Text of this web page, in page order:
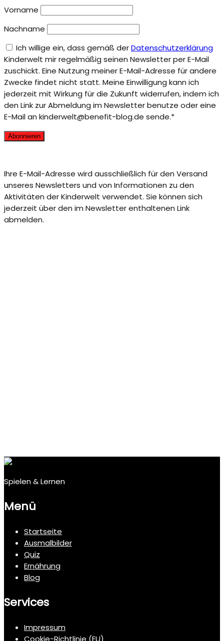
Vorname
Nachname
Ich willige ein, dass gemäß derDatenschutzerklärung
Kinderwelt mir regelmäßig seinen Newsletter per E-Mail
zuschickt. Eine Nutzung meiner E-Mail-Adresse für andere
Zwecke findet nicht statt. Meine Einwilligung kann ich
jederzeit mit Wirkung für die Zukunft widerrufen, indem ich
den Link zur Abmeldung im Newsletter benutze oder eine
E-Mail an kinderwelt@benefit-blog.de sende.*
Ihre E-Mail-Adresse wird ausschließlich für den Versand
unseres Newsletters und von Informationen zu den
Aktivitäten der Kinderwelt verwendet. Sie können sich
jederzeit über den im Newsletter enthaltenen Link
abmelden.
Spielen & Lernen
Menü
Startseite
Ausmalbilder
Quiz
Ernährung
Blog
Services
Impressum